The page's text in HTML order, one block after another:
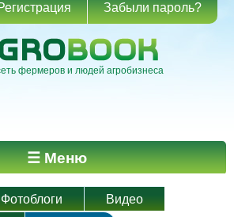
Забыли пароль?
фермеров и людей агробизнеса
☰ Меню
Фотоблоги
Видео